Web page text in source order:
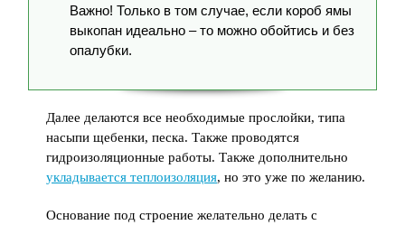
Важно! Только в том случае, если короб ямы
выкопан идеально – то можно обойтись и без
опалубки.
Далее делаются все необходимые прослойки, типа
насыпи щебенки, песка. Также проводятся
гидроизоляционные работы. Также дополнительно
укладывается теплоизоляция, но это уже по желанию.
Основание под строение желательно делать с